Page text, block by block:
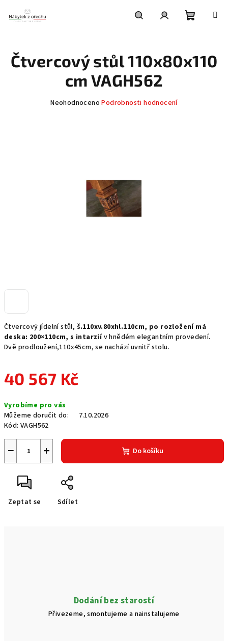
obsah
košík
Čtvercový jídelní stůl, š.110xv.80xhl.110cm, po rozložení má
deska: 200×110cm, s intarziív hnědém elegantním provedení.
Dvě prodloužení,110x45cm, se nachází uvnitř stolu.
40 567 Kč
cena:
Vyrobíme pro vás
Můžeme doručit do:
7.10.2026
Kód: VAGH562
+
− Do košíku
Zeptat se Sdílet
Čtvercový stůl 110x80x110
cm VAGH562
Průměrné
Neohodnoceno Podrobnosti hodnocení
Dodání bez starostí
Přivezeme, smontujeme a nainstalujeme